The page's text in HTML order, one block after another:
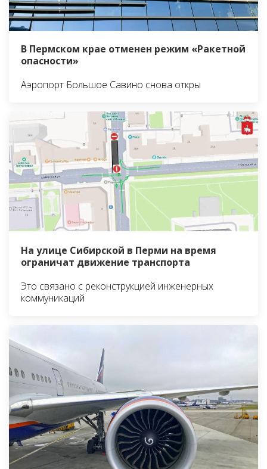
В Пермском крае отменен режим «Ракетной
опасности»
Аэропорт Большое Савино снова откры
На улице Сибирской в Перми на время
ограничат движение транспорта
Это связано с реконструкцией инженерных
коммуникаций